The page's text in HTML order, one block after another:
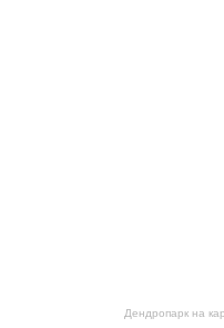
Дендропарк на